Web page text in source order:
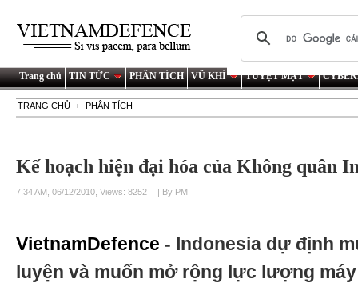
Trang chủ TIN TỨC PHÂN TÍCH VŨ KHÍ TUYỆT MẬT
TRANG CHỦ PHÂN TÍCH
Kế hoạch hiện đại hóa của Không quân
7:34 AM, 06/12/2010, Views: 8252 | By PM
VietnamDefence - Indonesia dự định
luyện và muốn mở rộng lực lượng